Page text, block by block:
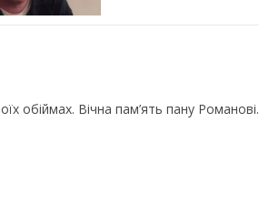
обіймах. Вічна пам’ять пану Романові.